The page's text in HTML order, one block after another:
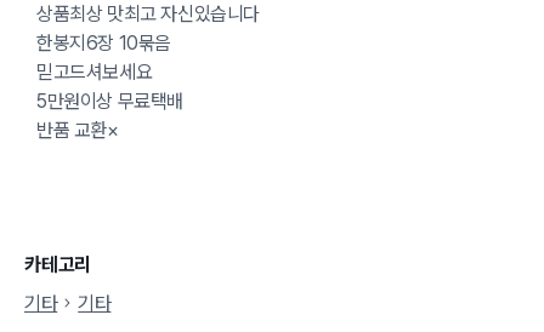
상품최상 맛최고 자신있습니다
한봉지6장 10묶음
믿고드셔보세요
5만원이상 무료택배
반품 교환×
카테고리
기타
기타